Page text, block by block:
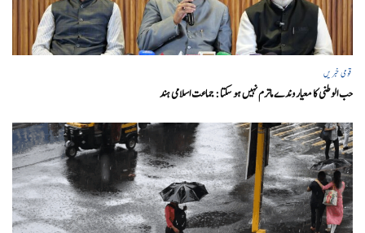
قومی خبریں
حب الوطنی کا معیار وندے ماترم نہیں ہو سکتا : جماعت اسلامی ہند